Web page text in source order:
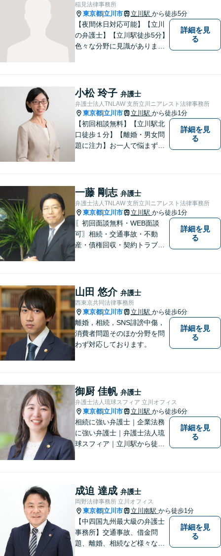
稲見法律事務所
東京都 立川市 立川駅 から徒歩5分
【夜間休日対応可能】【立川
の弁護士】【立川駅徒歩5分】
色々な分野に見識がありま
詳細を見
る
小松 玲子 弁護士
弁護士法人TNLAW 支所立川ニアレスト法律事務所
東京都 立川市 立川駅 から徒歩1分
【初回相談無料】【立川駅北
口徒歩１分】【離婚・男女問
題に注力】お一人で悩まず、
詳細を見
る
一藤 剛志 弁護士
弁護士法人TNLAW 支所立川ニアレスト法律事務所
東京都 立川市 立川駅 から徒歩1分
〖初回面談無料・WEB面談
可〗相続・交通事故・不動
産・債権回収・契約トラブル
詳細を見
る
山田 悠介 弁護士
西東京共同法律事務所
東京都 立川市 立川駅 から徒歩6分
離婚，相続，SNS誹謗中傷，
消費者問題そのほか分野を問
わず対応しております。
詳細を見
る
御厨 佳帆 弁護士
弁護士法人琉球スフィア 立川オフィス
東京都 立川市 立川駅 から徒歩6分
相続に強い弁護士｜企業法務
に強い弁護士｜弁護士法人琉
球スフィア｜立川駅から徒歩6
させていただきます！
詳細を見
る
成迫 達成 弁護士
岡野法律事務所 立川オフィス
東京都 立川市 立川南駅 から徒歩1分
【中四国九州最大級の弁護士
事務所】交通事故、借金問
題、離婚、相続など様々な問
詳細を見
る